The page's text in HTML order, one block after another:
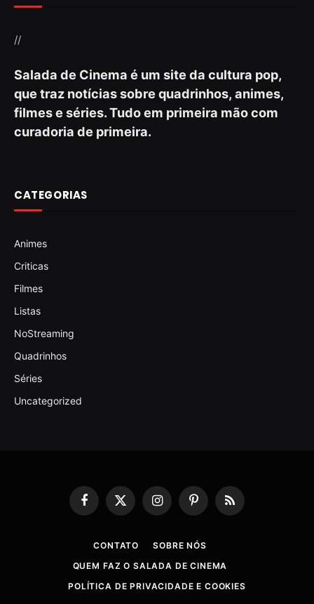
//
Salada de Cinema é um site da cultura pop,
que traz notícias sobre quadrinhos, animes,
filmes e séries. Tudo em primeira mão com
curadoria de primeira.
CATEGORIAS
Animes
Criticas
Filmes
Listas
NoStreaming
Quadrinhos
Séries
Uncategorized
Facebook
X
InstagramPinterestRSS
CONTATO
SOBRE NÓS
QUEM FAZ O SALADA DE CINEMA
POLÍTICA DE PRIVACIDADE E COOKIES